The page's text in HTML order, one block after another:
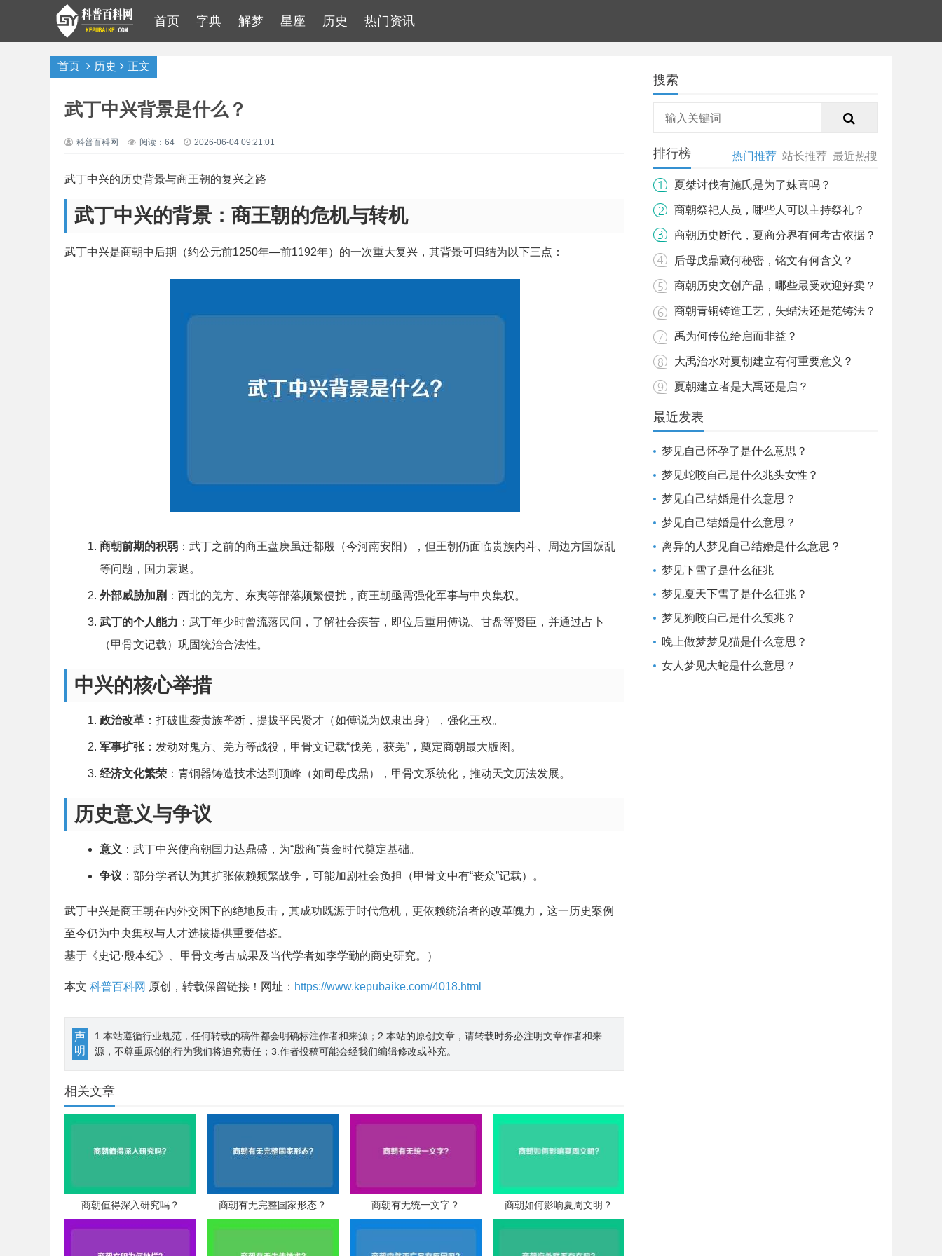
首页 字典 解梦 星座 历史 热门资讯
首页 历史 正文
武丁中兴背景是什么？
科普百科网 阅读：64 2026-06-04 09:21:01
武丁中兴的历史背景与商王朝的复兴之路
武丁中兴的背景：商王朝的危机与转机
武丁中兴是商朝中后期（约公元前1250年—前1192年）的一次重大复兴，其背景可归结为以下三点：
商朝前期的积弱 ：武丁之前的商王盘庚虽迁都殷（今河南安阳），但王朝仍面临贵族内斗、周边方国叛乱
等问题，国力衰退。
外部威胁加剧 ：西北的羌方、东夷等部落频繁侵扰，商王朝亟需强化军事与中央集权。
武丁的个人能力 ：武丁年少时曾流落民间，了解社会疾苦，即位后重用傅说、甘盘等贤臣，并通过占卜
（甲骨文记载）巩固统治合法性。
中兴的核心举措
政治改革 ：打破世袭贵族垄断，提拔平民贤才（如傅说为奴隶出身），强化王权。
军事扩张 ：发动对鬼方、羌方等战役，甲骨文记载“伐羌，获羌”，奠定商朝最大版图。
经济文化繁荣 ：青铜器铸造技术达到顶峰（如司母戊鼎），甲骨文系统化，推动天文历法发展。
历史意义与争议
意义 ：武丁中兴使商朝国力达鼎盛，为“殷商”黄金时代奠定基础。
争议 ：部分学者认为其扩张依赖频繁战争，可能加剧社会负担（甲骨文中有“丧众”记载）。
武丁中兴是商王朝在内外交困下的绝地反击，其成功既源于时代危机，更依赖统治者的改革魄力，这一历史案例
至今仍为中央集权与人才选拔提供重要借鉴。
基于《史记·殷本纪》、甲骨文考古成果及当代学者如李学勤的商史研究。）
本文 科普百科网 原创，转载保留链接！网址： https://www.kepubaike.com/4018.html
声
明
1.本站遵循行业规范，任何转载的稿件都会明确标注作者和来源；2.本站的原创文章，请转载时务必注明文章作者和来
源，不尊重原创的行为我们将追究责任；3.作者投稿可能会经我们编辑修改或补充。
相关文章
商朝值得深入研究吗？ 商朝有无完整国家形态？ 商朝有无统一文字？ 商朝如何影响夏周文明？
搜索
排行榜 热门推荐 站长推荐 最近热搜
夏桀讨伐有施氏是为了妺喜吗？
商朝祭祀人员，哪些人可以主持祭礼？
商朝历史断代，夏商分界有何考古依据？
后母戊鼎藏何秘密，铭文有何含义？
商朝历史文创产品，哪些最受欢迎好卖？
商朝青铜铸造工艺，失蜡法还是范铸法？
禹为何传位给启而非益？
大禹治水对夏朝建立有何重要意义？
夏朝建立者是大禹还是启？
最近发表
梦见自己怀孕了是什么意思？
梦见蛇咬自己是什么兆头女性？
梦见自己结婚是什么意思？
梦见自己结婚是什么意思？
离异的人梦见自己结婚是什么意思？
梦见下雪了是什么征兆
梦见夏天下雪了是什么征兆？
梦见狗咬自己是什么预兆？
晚上做梦梦见猫是什么意思？
女人梦见大蛇是什么意思？